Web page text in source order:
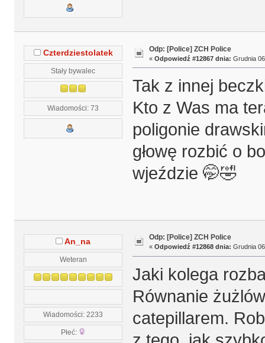
Czterdziestolatek
Stały bywalec
Wiadomości: 73
Odp: [Police] ZCH Police
« Odpowiedź #12867 dnia: Grudnia
Tak z innej
Kto z Was ma
poligonie
głowę rozbić o
wjeździe 🤭🤣
An_na
Weteran
Wiadomości: 2233
Płeć:
Odp: [Police] ZCH Police
« Odpowiedź #12868 dnia: Grudnia
Jaki kolega
Równanie
catepillarem.